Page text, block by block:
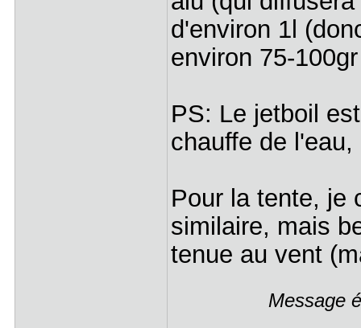
d'environ 1l
environ 75-
PS: Le jetboil
chauffe de
Pour la tente, je
similaire, mais
tenue au vent
Message